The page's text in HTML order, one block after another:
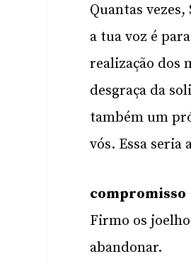
Quantas
a tua voz é
realização dos
desgraça da
também um
vós. Essa seria
compromisso
Firmo os
abandonar.